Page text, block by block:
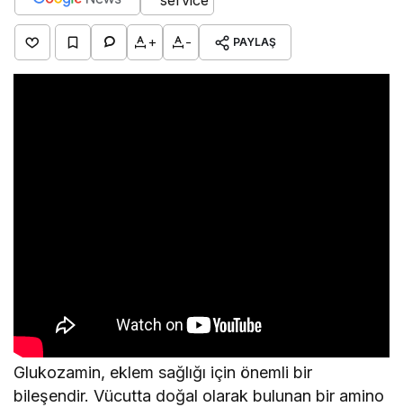
+ - PAYLAŞ
Glukozamin, eklem sağlığı için önemli bir
bileşendir. Vücutta doğal olarak bulunan bir amino